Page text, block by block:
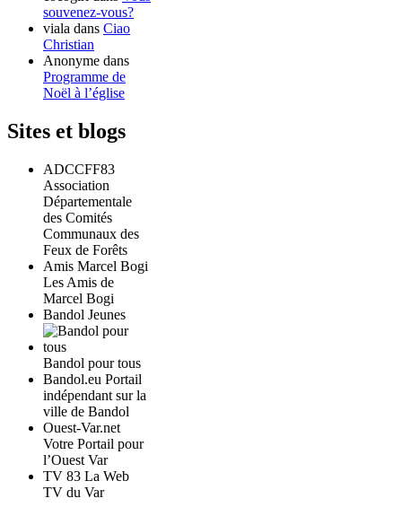
souvenez-vous?
viala dans Ciao
Christian
Anonyme dans
Programme de
Noël à l’église
Sites et blogs
ADCCFF83
Association
Départementale
des Comités
Communaux des
Feux de Forêts
Amis Marcel Bogi
Les Amis de
Marcel Bogi
Bandol Jeunes
Bandol pour tous
Bandol.eu Portail
indépendant sur la
ville de Bandol
Ouest-Var.net
Votre Portail pour
l’Ouest Var
TV 83 La Web
TV du Var